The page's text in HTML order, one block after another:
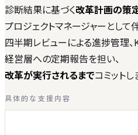
診断結果に基づく改革計画の策
プロジェクトマネージャーとして
四半期レビューによる進捗管理、
経営層への定期報告を担い、
改革が実行されるまでコミットし
具体的な支援内容